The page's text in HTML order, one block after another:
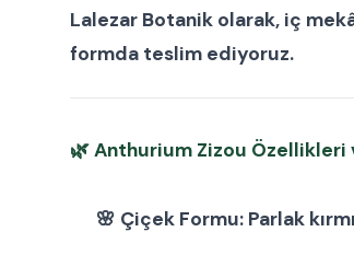
Lalezar Botanik olarak, iç
formda teslim ediyoruz.
🌿Anthurium Zizou Özellikleri
🌸 Çiçek Formu: Parlak